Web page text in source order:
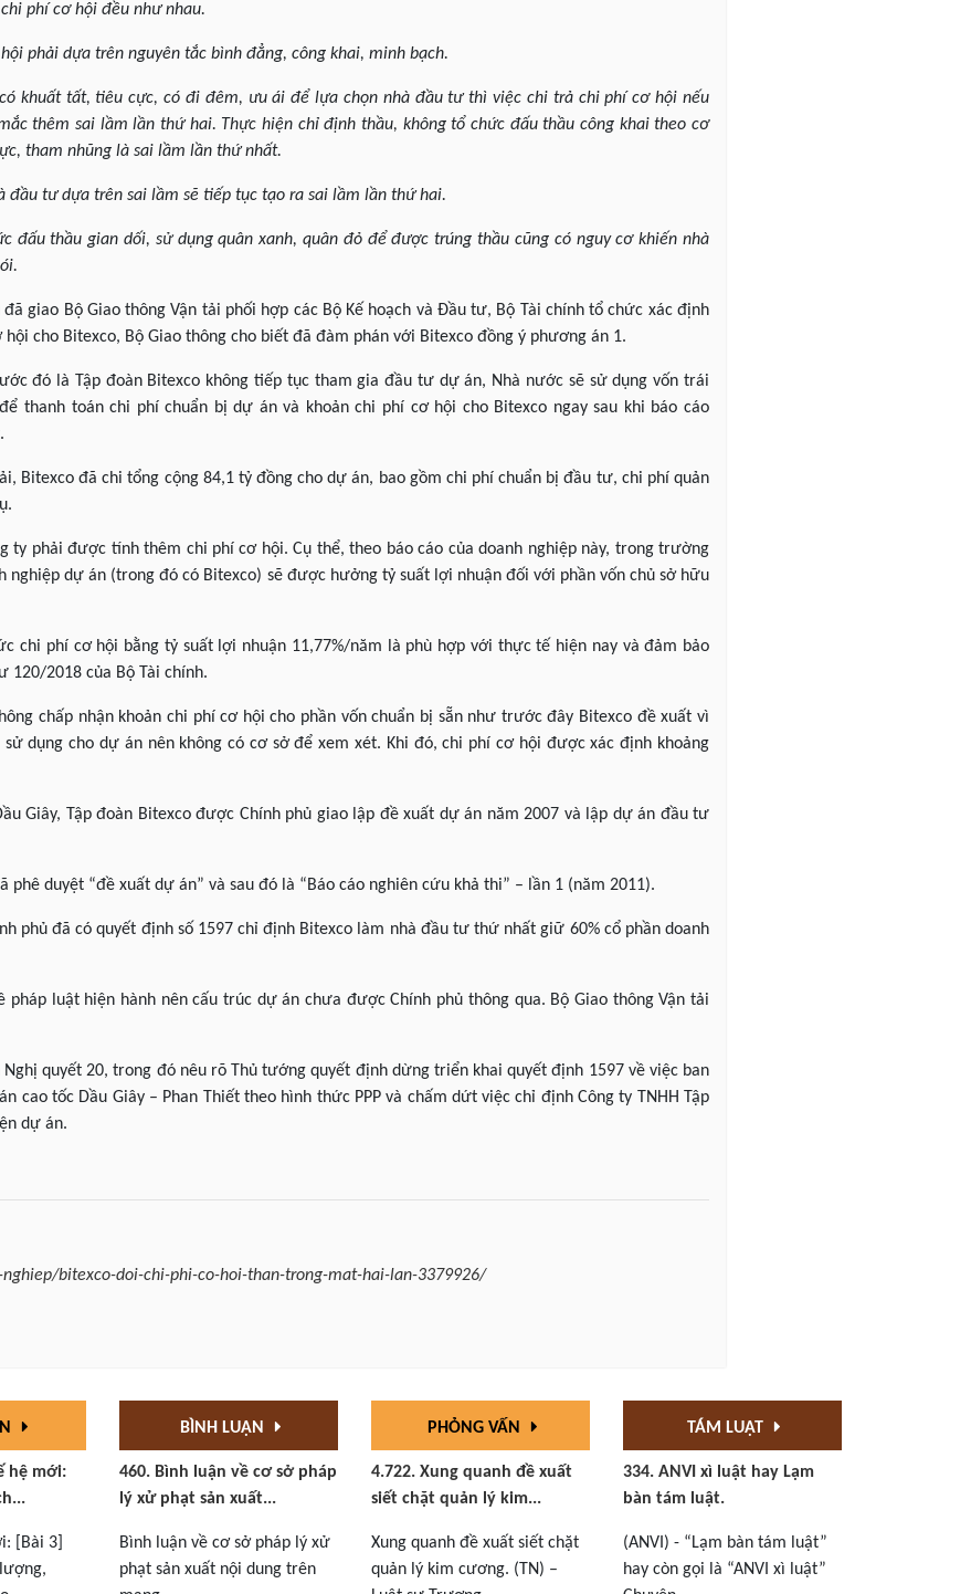
phí cơ hội đều như nhau.
phải dựa trên nguyên tắc bình đẳng, công khai, minh bạch.
khuất tất, tiêu cực, có đi đêm, ưu ái để lựa chọn nhà đầu tư thì việc chi trả chi phí cơ hội nếu
thêm sai lầm lần thứ hai. Thực hiện chỉ định thầu, không tổ chức đấu thầu công khai theo cơ
tham nhũng là sai lầm lần thứ nhất.
đầu tư dựa trên sai lầm sẽ tiếp tục tạo ra sai lầm lần thứ hai.
đấu thầu gian dối, sử dụng quân xanh, quân đỏ để được trúng thầu cũng có nguy cơ khiến nhà
giao Bộ Giao thông Vận tải phối hợp các Bộ Kế hoạch và Đầu tư, Bộ Tài chính tổ chức xác định
cho Bitexco, Bộ Giao thông cho biết đã đàm phán với Bitexco đồng ý phương án 1.
đó là Tập đoàn Bitexco không tiếp tục tham gia đầu tư dự án, Nhà nước sẽ sử dụng vốn trái
thanh toán chi phí chuẩn bị dự án và khoản chi phí cơ hội cho Bitexco ngay sau khi báo cáo
Bitexco đã chi tổng cộng 84,1 tỷ đồng cho dự án, bao gồm chi phí chuẩn bị đầu tư, chi phí quản
ty phải được tính thêm chi phí cơ hội. Cụ thể, theo báo cáo của doanh nghiệp này, trong trường
nghiệp dự án (trong đó có Bitexco) sẽ được hưởng tỷ suất lợi nhuận đối với phần vốn chủ sở hữu
chi phí cơ hội bằng tỷ suất lợi nhuận 11,77%/năm là phù hợp với thực tế hiện nay và đảm bảo
120/2018 của Bộ Tài chính.
chấp nhận khoản chi phí cơ hội cho phần vốn chuẩn bị sẵn như trước đây Bitexco đề xuất vì
dụng cho dự án nên không có cơ sở để xem xét. Khi đó, chi phí cơ hội được xác định khoảng
Giây, Tập đoàn Bitexco được Chính phủ giao lập đề xuất dự án năm 2007 và lập dự án đầu tư
phê duyệt “đề xuất dự án” và sau đó là “Báo cáo nghiên cứu khả thi” – lần 1 (năm 2011).
phủ đã có quyết định số 1597 chỉ định Bitexco làm nhà đầu tư thứ nhất giữ 60% cổ phần doanh
pháp luật hiện hành nên cấu trúc dự án chưa được Chính phủ thông qua. Bộ Giao thông Vận tải
Nghị quyết 20, trong đó nêu rõ Thủ tướng quyết định dừng triển khai quyết định 1597 về việc ban
cao tốc Dầu Giây – Phan Thiết theo hình thức PPP và chấm dứt việc chỉ định Công ty TNHH Tập
dự án.
bitexco-doi-chi-phi-co-hoi-than-trong-mat-hai-lan-3379926/
hệ mới:
[Bài 3]
BÌNH LUẬN
460. Bình luận về cơ sở pháp
lý xử phạt sản xuất...
Bình luận về cơ sở pháp lý xử
phạt sản xuất nội dung trên
PHỎNG VẤN
4.722. Xung quanh đề xuất
siết chặt quản lý kim...
Xung quanh đề xuất siết chặt
quản lý kim cương. (TN) –
TÁM LUẬT
334. ANVI xì luật hay Lạm
bàn tám luật.
(ANVI) - “Lạm bàn tám luật”
hay còn gọi là “ANVI xì luật”